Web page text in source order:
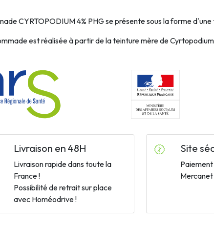
CYRTOPODIUM 4% PHG se présente sous la forme d'une
est réalisée à partir de la teinture mère de
Livraison en 48H
Livraison rapide dans toute la
France !
Possibilité de retrait sur place
avec Homéodrive !
Site
Mercanet